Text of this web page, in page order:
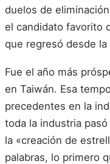
duelos de
el candidato favorito
que regresó desde
Fue el año más
en Taiwán. Esa
precedentes en la
toda la industria
la «creación de
palabras, lo primero